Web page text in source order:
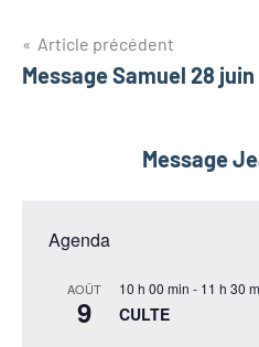
Navigation
de
Article précédent
Message Samuel 28 juin
Message
Agenda
AOÛT
9
10 h 00 min - 11 h 30
CULTE